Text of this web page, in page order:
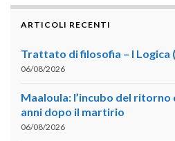
ARTICOLI RECENTI
Trattato di filosofia – I Logica
06/08/2026
Maaloula: l’incubo del
anni dopo il martirio
06/08/2026